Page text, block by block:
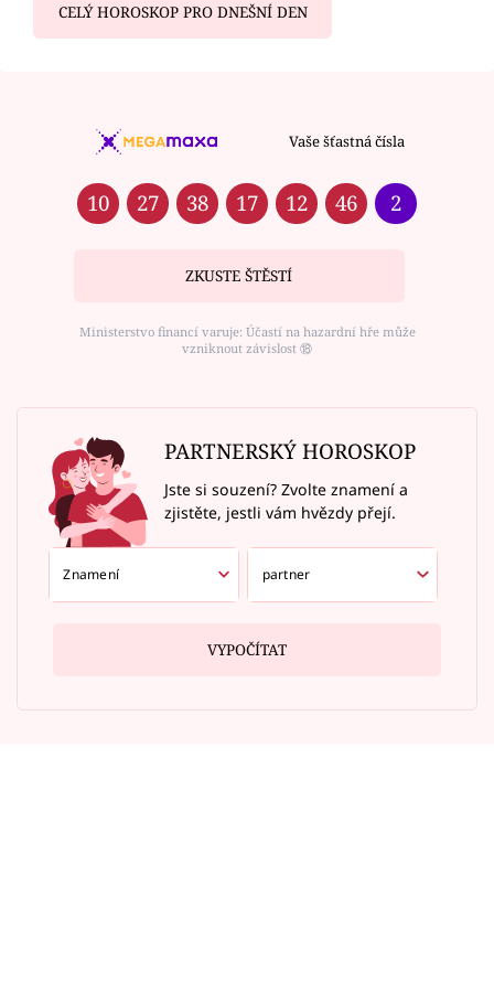
CELÝ HOROSKOP PRO DNEŠNÍ DEN
Vaše šťastná čísla
10 27 38 17 12 46 2
ZKUSTE ŠTĚSTÍ
Ministerstvo financí varuje: Účastí na hazardní hře může
vzniknout závislost ⑱
PARTNERSKÝ HOROSKOP
Jste si souzení? Zvolte znamení a
zjistěte, jestli vám hvězdy přejí.
VYPOČÍTAT